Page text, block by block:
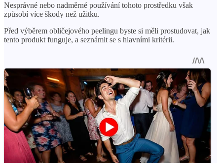
Nesprávné nebo nadměrné používání tohoto prostředku však
způsobí více škody než užitku.
Před výběrem obličejového peelingu byste si měli prostudovat, jak
tento produkt funguje, a seznámit se s hlavními kritérii.